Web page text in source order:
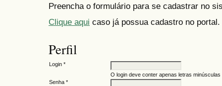
Preencha o formulário para se cadastrar no
Clique aqui caso já possua cadastro no portal.
Perfil
Login *
O login deve conter apenas letras
Senha *